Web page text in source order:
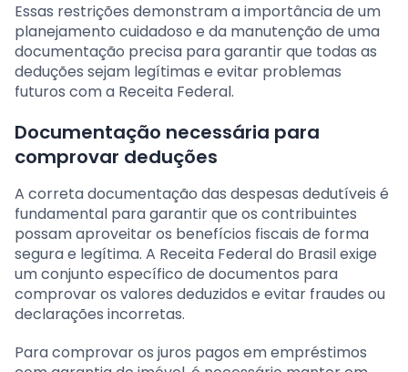
Essas restrições demonstram a importância de um
planejamento cuidadoso e da manutenção de uma
documentação precisa para garantir que todas as
deduções sejam legítimas e evitar problemas
futuros com a Receita Federal.
Documentação necessária para
comprovar deduções
A correta documentação das despesas dedutíveis é
fundamental para garantir que os contribuintes
possam aproveitar os benefícios fiscais de forma
segura e legítima. A Receita Federal do Brasil exige
um conjunto específico de documentos para
comprovar os valores deduzidos e evitar fraudes ou
declarações incorretas.
Para comprovar os juros pagos em empréstimos